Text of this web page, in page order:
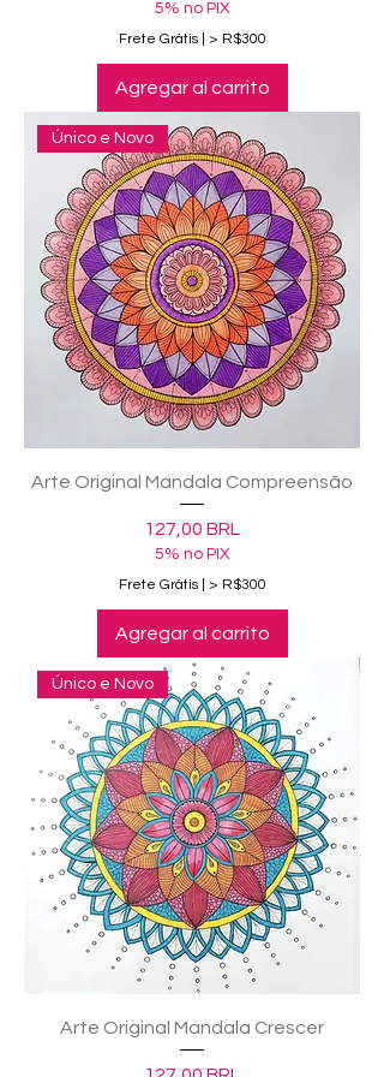
5% no PIX
Frete Grátis | > R$300
Agregar al carrito
Único e Novo
Arte Original Mandala Compreensão
Precio
127,00 BRL
5% no PIX
Frete Grátis | > R$300
Agregar al carrito
Único e Novo
Arte Original Mandala Crescer